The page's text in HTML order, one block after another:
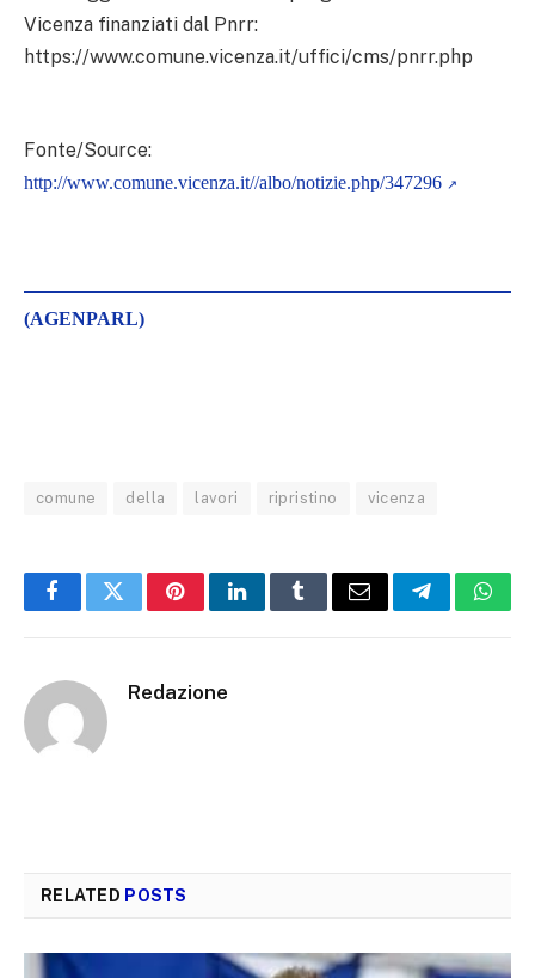
Vicenza finanziati dal Pnrr:
https://www.comune.vicenza.it/uffici/cms/pnrr.php
Fonte/Source:
http://www.comune.vicenza.it//albo/notizie.php/347296
(AGENPARL)
comune della lavori ripristino vicenza
FacebookTwitterPinterestLinkedInTumblrEmail Telegram
Redazione
RELATED POSTS